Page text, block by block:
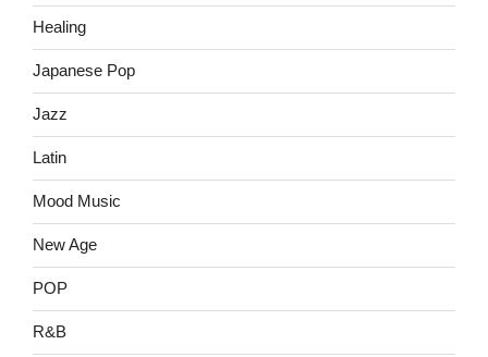
Healing
Japanese Pop
Jazz
Latin
Mood Music
New Age
POP
R&B